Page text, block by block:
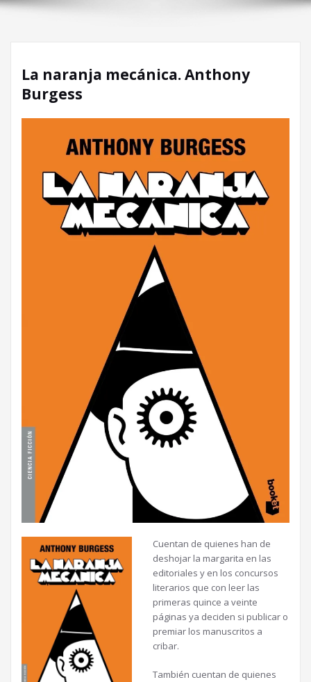
La naranja mecánica. Anthony
Burgess
Cuentan de quienes han de
deshojar la margarita en las
editoriales y en los concursos
literarios que con leer las
primeras quince a veinte
páginas ya deciden si publicar o
premiar los manuscritos a
cribar.
También cuentan de quienes